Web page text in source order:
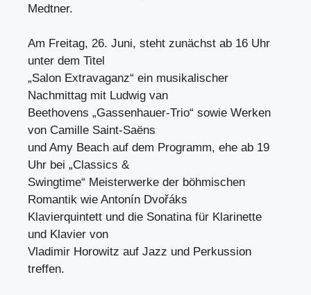
Medtner.
Am Freitag, 26. Juni, steht zunächst ab 16 Uhr
unter dem Titel
„Salon Extravaganz“ ein musikalischer
Nachmittag mit Ludwig van
Beethovens „Gassenhauer-Trio“ sowie Werken
von Camille Saint-Saëns
und Amy Beach auf dem Programm, ehe ab 19
Uhr bei „Classics &
Swingtime“ Meisterwerke der böhmischen
Romantik wie Antonín Dvořáks
Klavierquintett und die Sonatina für Klarinette
und Klavier von
Vladimir Horowitz auf Jazz und Perkussion
treffen.